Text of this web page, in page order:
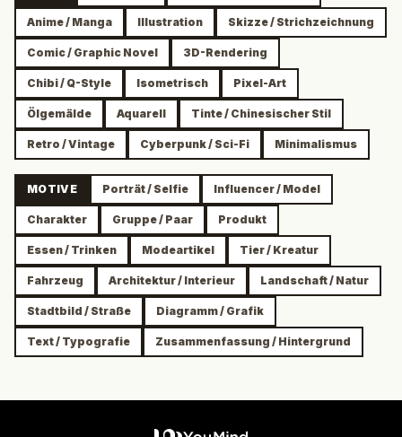
Anime / Manga Illustration Skizze / Strichzeichnung
Comic / Graphic Novel 3D-Rendering
Chibi / Q-Style Isometrisch Pixel-Art
Ölgemälde Aquarell Tinte / Chinesischer Stil
Retro / Vintage Cyberpunk / Sci-Fi Minimalismus
MOTIVE Porträt / Selfie Influencer / Model
Charakter Gruppe / Paar Produkt
Essen / Trinken Modeartikel Tier / Kreatur
Fahrzeug Architektur / Interieur Landschaft / Natur
Stadtbild / Straße Diagramm / Grafik
Text / Typografie Zusammenfassung / Hintergrund